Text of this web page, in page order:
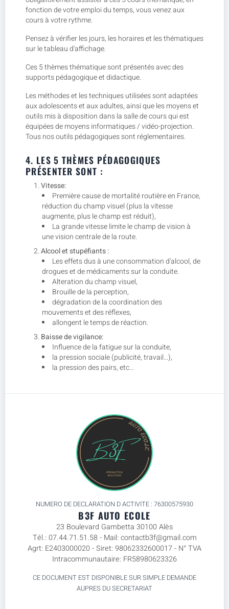
fonction de votre emploi du temps, vous venez aux
cours à votre rythme.
Pensez à vérifier les jours, les horaires et les thématiques
sur le tableau d'affichage.
Ces 5 thèmes thématique sont présentés avec des
supports pédagogique et didactique.
Les méthodes et les techniques utilisées sont adaptées
aux adolescents et aux adultes, ainsi que les moyens et
outils mis à disposition dans la salle de cours qui est
équipées de moyens informatiques / vidéo-projection.
Tous nos outils pédagogiques sont réglementaires.
4. LES 5 THÈMES PÉDAGOGIQUES
PRÉSENTER SONT :
Vitesse:
Première cause de mortalité routière en France,
réduction du champ visuel (plus la vitesse
augmente, plus le champ est réduit),
La grande vitesse limite le champ de vision à
une vision centrale de la route.
Alcool et stupéfiants :
Les effets dus à une consommation d'alcool, de
drogues et de médicaments sur la conduite.
Alteration du champ visuel,
Brouille de la perception,
dégradation de la coordination des
mouvements et des réflexes,
allongent le temps de réaction.
Baisse de vigilance:
Influence de la fatigue sur la conduite,
la pression sociale (publicité, travail...),
la pression des pairs, etc...
NUMERO DE DECLARATION D ACTIVITE : 76300575930
B3F AUTO ECOLE
23 Boulevard Gambetta 30100 Alès
Tél.: 07.44.71.51.58 - Mail: contactb3f@gmail.com
Agrt: E2403000020 - Siret: 98062332600017 - N° TVA
Intracommunautaire: FR58980623326
CE DOCUMENT EST DISPONIBLE SUR SIMPLE DEMANDE
AUPRES DU SECRETARIAT